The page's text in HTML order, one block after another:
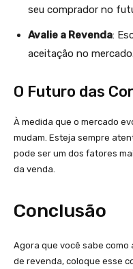
seu comprador no
Avalie a Revenda:
aceitação no mercado.
O Futuro das
À medida que o mercado
mudam. Esteja sempre
pode ser um dos fatores
da venda.
Conclusão
Agora que você sabe como
de revenda, coloque esse